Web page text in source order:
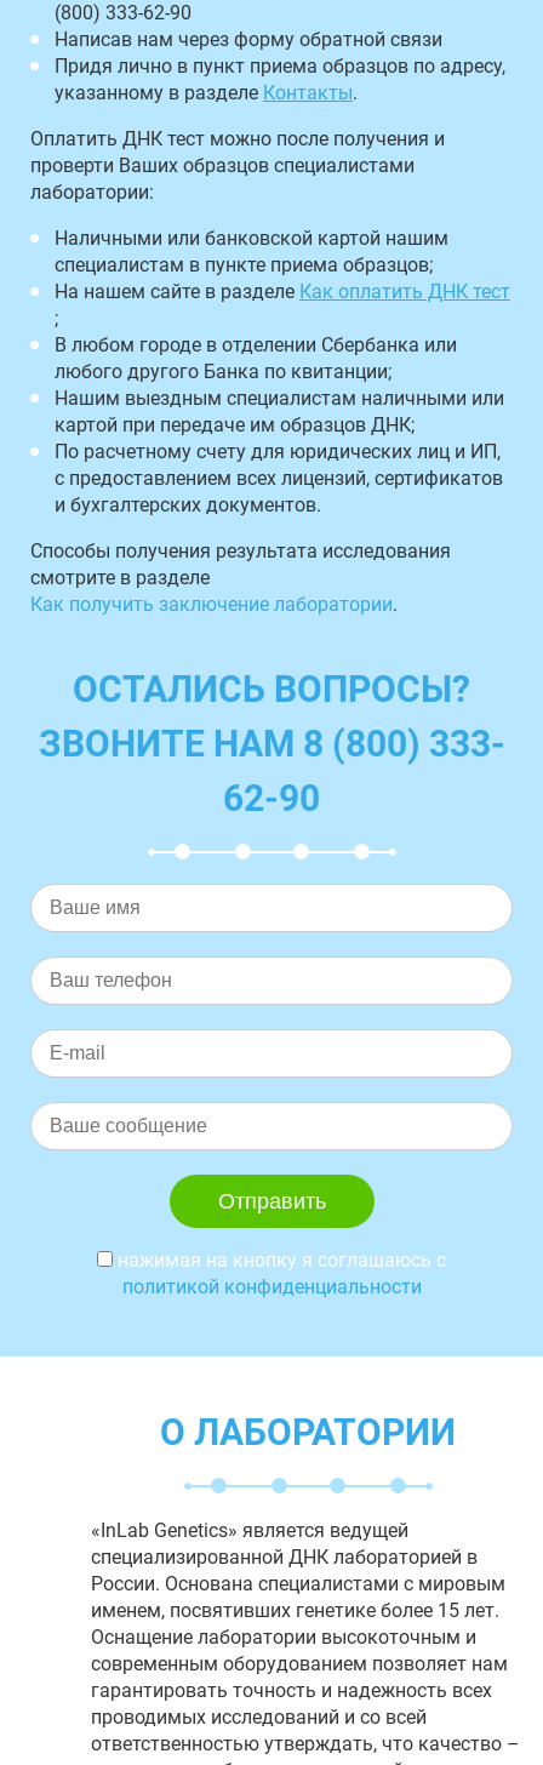
(800) 333-62-90
Написав нам через форму обратной связи
Придя лично в пункт приема образцов по адресу,
указанному в разделе Контакты.
Оплатить ДНК тест можно после получения и
проверти Ваших образцов специалистами
лаборатории:
Наличными или банковской картой нашим
специалистам в пункте приема образцов;
На нашем сайте в разделе Как оплатить ДНК тест
;
В любом городе в отделении Сбербанка или
любого другого Банка по квитанции;
Нашим выездным специалистам наличными или
картой при передаче им образцов ДНК;
По расчетному счету для юридических лиц и ИП,
с предоставлением всех лицензий, сертификатов
и бухгалтерских документов.
Способы получения результата исследования
смотрите в разделе
Как получить заключение лаборатории.
ОСТАЛИСЬ ВОПРОСЫ?
ЗВОНИТЕ НАМ 8 (800) 333-
62-90
нажимая на кнопку я соглашаюсь с
политикой конфиденциальности
О ЛАБОРАТОРИИ
«InLab Genetics» является ведущей
специализированной ДНК лабораторией в
России. Основана специалистами с мировым
именем, посвятивших генетике более 15 лет.
Оснащение лаборатории высокоточным и
современным оборудованием позволяет нам
гарантировать точность и надежность всех
проводимых исследований и со всей
ответственностью утверждать, что качество –